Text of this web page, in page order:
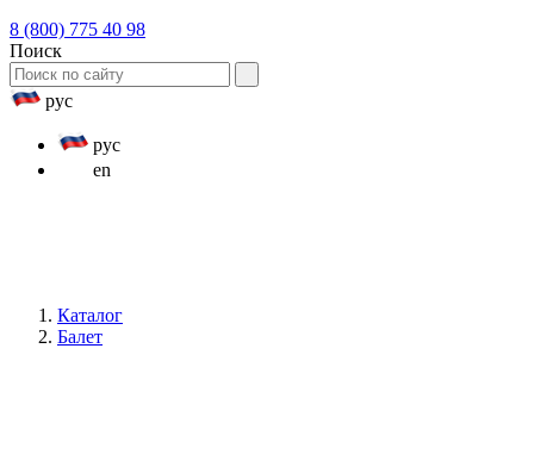
8 (800) 775 40 98
Поиск
рус
рус
en
Каталог
Балет